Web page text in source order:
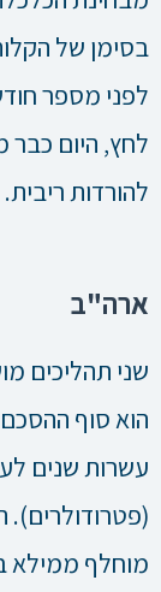
בסימן של
להורדות ריבית.
ארה"ב
שני תהליכים
הוא סוף
עשרות שנים
מוחלף ממילא